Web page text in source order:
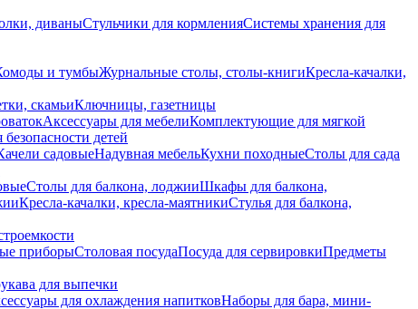
диваныСтульчики для кормленияСистемы хранения для
и тумбыЖурнальные столы, столы-книгиКресла-качалки,
скамьиКлючницы, газетницы
Аксессуары для мебелиКомплектующие для мягкой
детей
садовыеНадувная мебельКухни походныеСтолы для сада
Столы для балкона, лоджииШкафы для балкона,
Кресла-качалки, кресла-маятникиСтулья для балкона,
приборыСтоловая посудаПосуда для сервировкиПредметы
для выпечки
для охлаждения напитковНаборы для бара, мини-